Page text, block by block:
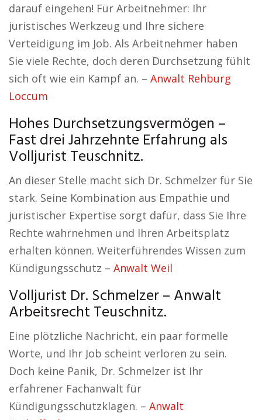
darauf eingehen! Für Arbeitnehmer: Ihr
juristisches Werkzeug und Ihre sichere
Verteidigung im Job. Als Arbeitnehmer haben
Sie viele Rechte, doch deren Durchsetzung fühlt
sich oft wie ein Kampf an. – Anwalt Rehburg
Loccum
Hohes Durchsetzungsvermögen –
Fast drei Jahrzehnte Erfahrung als
Volljurist Teuschnitz.
An dieser Stelle macht sich Dr. Schmelzer für Sie
stark. Seine Kombination aus Empathie und
juristischer Expertise sorgt dafür, dass Sie Ihre
Rechte wahrnehmen und Ihren Arbeitsplatz
erhalten können. Weiterführendes Wissen zum
Kündigungsschutz – Anwalt Weil
Volljurist Dr. Schmelzer – Anwalt
Arbeitsrecht Teuschnitz.
Eine plötzliche Nachricht, ein paar formelle
Worte, und Ihr Job scheint verloren zu sein.
Doch keine Panik, Dr. Schmelzer ist Ihr
erfahrener Fachanwalt für
Kündigungsschutzklagen. – Anwalt